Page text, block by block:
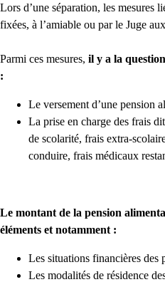
Lors d’une séparation, les mesures
fixées, à l’amiable ou par le Juge
Parmi ces mesures, il y a la
:
Le versement d’une pension
La prise en charge des frais
de scolarité, frais extra-
conduire, frais médicaux
Le montant de la pension
éléments et notamment :
Les situations financières des
Les modalités de résidence